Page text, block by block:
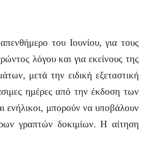
του Ιουνίου, για τους
λόγου και για εκείνους της
μετά την ειδική εξεταστική
ημέρες από την έκδοση των
ενήλικοι, μπορούν να υποβάλουν
γραπτών δοκιμίων. Η αίτηση